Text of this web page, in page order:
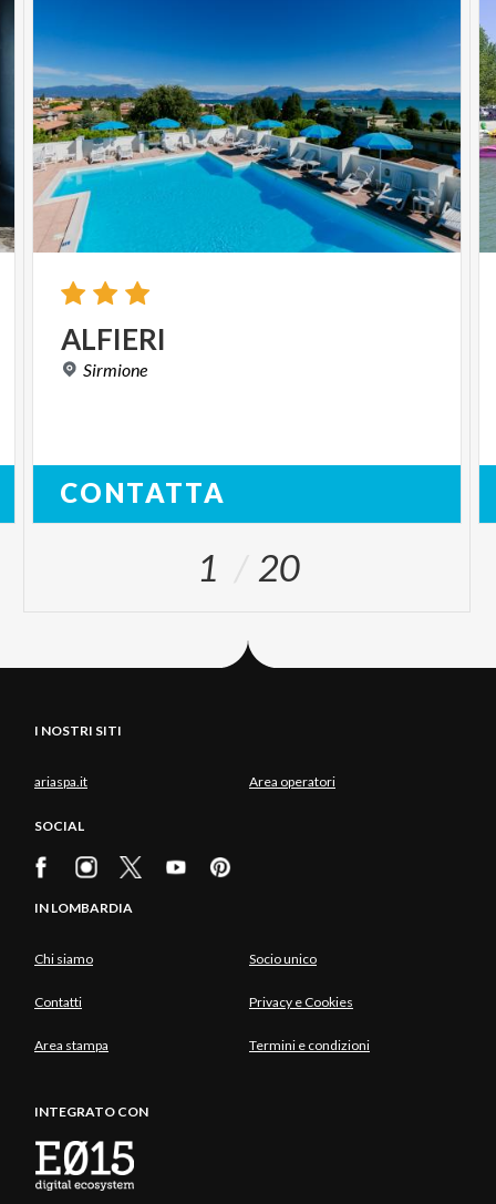
ALFIERI
Sirmione
CONTATTA
1 20
I NOSTRI SITI
ariaspa.it Area operatori
SOCIAL
IN LOMBARDIA
Chi siamo Socio unico
Contatti Privacy e Cookies
Area stampa Termini e condizioni
INTEGRATO CON